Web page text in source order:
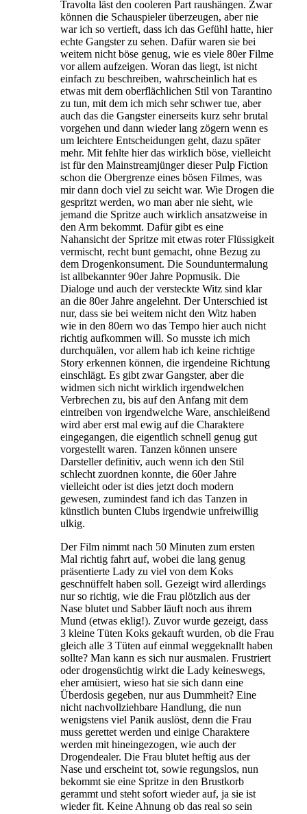
Travolta läst den cooleren Part raushängen. Zwar
können die Schauspieler überzeugen, aber nie
war ich so vertieft, dass ich das Gefühl hatte, hier
echte Gangster zu sehen. Dafür waren sie bei
weitem nicht böse genug, wie es viele 80er Filme
vor allem aufzeigen. Woran das liegt, ist nicht
einfach zu beschreiben, wahrscheinlich hat es
etwas mit dem oberflächlichen Stil von Tarantino
zu tun, mit dem ich mich sehr schwer tue, aber
auch das die Gangster einerseits kurz sehr brutal
vorgehen und dann wieder lang zögern wenn es
um leichtere Entscheidungen geht, dazu später
mehr. Mit fehlte hier das wirklich böse, vielleicht
ist für den Mainstreamjünger dieser Pulp Fiction
schon die Obergrenze eines bösen Filmes, was
mir dann doch viel zu seicht war. Wie Drogen die
gespritzt werden, wo man aber nie sieht, wie
jemand die Spritze auch wirklich ansatzweise in
den Arm bekommt. Dafür gibt es eine
Nahansicht der Spritze mit etwas roter Flüssigkeit
vermischt, recht bunt gemacht, ohne Bezug zu
dem Drogenkonsument. Die Sounduntermalung
ist allbekannter 90er Jahre Popmusik. Die
Dialoge und auch der versteckte Witz sind klar
an die 80er Jahre angelehnt. Der Unterschied ist
nur, dass sie bei weitem nicht den Witz haben
wie in den 80ern wo das Tempo hier auch nicht
richtig aufkommen will. So musste ich mich
durchquälen, vor allem hab ich keine richtige
Story erkennen können, die irgendeine Richtung
einschlägt. Es gibt zwar Gangster, aber die
widmen sich nicht wirklich irgendwelchen
Verbrechen zu, bis auf den Anfang mit dem
eintreiben von irgendwelche Ware, anschleißend
wird aber erst mal ewig auf die Charaktere
eingegangen, die eigentlich schnell genug gut
vorgestellt waren. Tanzen können unsere
Darsteller definitiv, auch wenn ich den Stil
schlecht zuordnen konnte, die 60er Jahre
vielleicht oder ist dies jetzt doch modern
gewesen, zumindest fand ich das Tanzen in
künstlich bunten Clubs irgendwie unfreiwillig
ulkig.
Der Film nimmt nach 50 Minuten zum ersten
Mal richtig fahrt auf, wobei die lang genug
präsentierte Lady zu viel von dem Koks
geschnüffelt haben soll. Gezeigt wird allerdings
nur so richtig, wie die Frau plötzlich aus der
Nase blutet und Sabber läuft noch aus ihrem
Mund (etwas eklig!). Zuvor wurde gezeigt, dass
3 kleine Tüten Koks gekauft wurden, ob die Frau
gleich alle 3 Tüten auf einmal weggeknallt haben
sollte? Man kann es sich nur ausmalen. Frustriert
oder drogensüchtig wirkt die Lady keineswegs,
eher amüsiert, wieso hat sie sich dann eine
Überdosis gegeben, nur aus Dummheit? Eine
nicht nachvollziehbare Handlung, die nun
wenigstens viel Panik auslöst, denn die Frau
muss gerettet werden und einige Charaktere
werden mit hineingezogen, wie auch der
Drogendealer. Die Frau blutet heftig aus der
Nase und erscheint tot, sowie regungslos, nun
bekommt sie eine Spritze in den Brustkorb
gerammt und steht sofort wieder auf, ja sie ist
wieder fit. Keine Ahnung ob das real so sein